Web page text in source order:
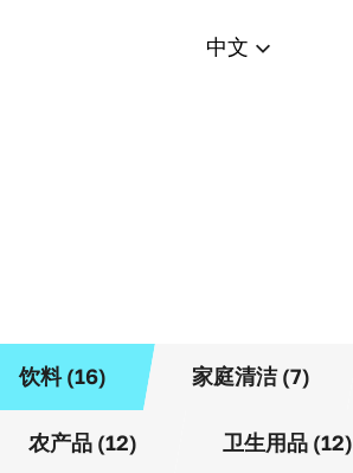
中文
饮料 (16) 家庭清洁 (7)
农产品 (12) 卫生用品 (12)